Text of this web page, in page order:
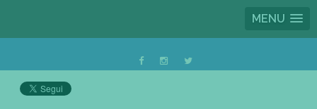
MENU